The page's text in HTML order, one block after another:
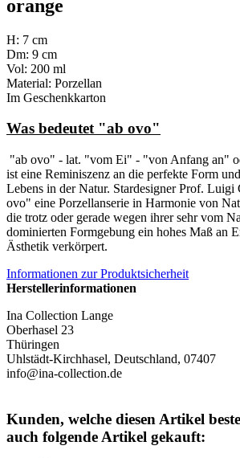
orange
H: 7 cm
Dm: 9 cm
Vol: 200 ml
Material: Porzellan
Im Geschenkkarton
Was bedeutet "ab ovo"
"ab ovo" - lat. "vom Ei" - "von Anfang an"
ist eine Reminiszenz an die perfekte Form
Lebens in der Natur. Stardesigner Prof. Luigi
ovo" eine Porzellanserie in Harmonie von
die trotz oder gerade wegen ihrer sehr vom
dominierten Formgebung ein hohes Maß an
Ästhetik verkörpert.
Informationen zur Produktsicherheit
Herstellerinformationen
Ina Collection Lange
Oberhasel 23
Thüringen
Uhlstädt-Kirchhasel, Deutschland, 07407
info@ina-collection.de
Kunden, welche diesen Artikel
auch folgende Artikel gekauft: